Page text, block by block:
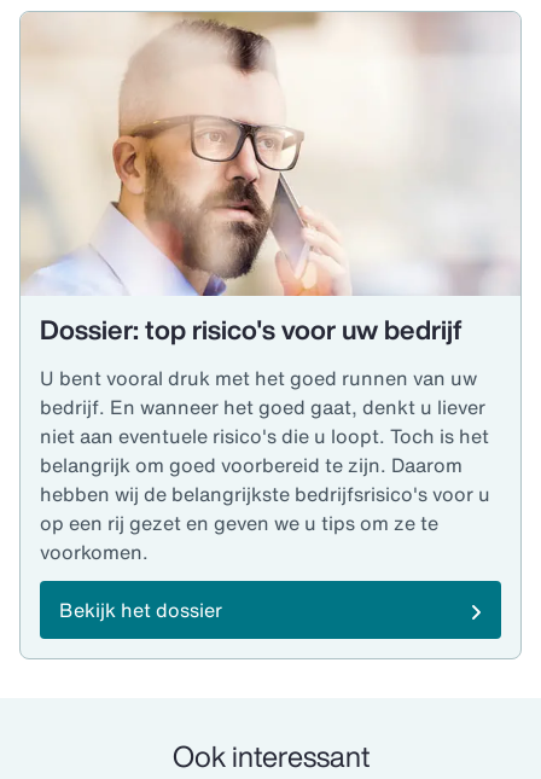
Dossier: top risico's voor uw bedrijf
U bent vooral druk met het goed runnen van uw
bedrijf. En wanneer het goed gaat, denkt u liever
niet aan eventuele risico's die u loopt. Toch is het
belangrijk om goed voorbereid te zijn. Daarom
hebben wij de belangrijkste bedrijfsrisico's voor u
op een rij gezet en geven we u tips om ze te
voorkomen.
Bekijk het dossier
Ook interessant